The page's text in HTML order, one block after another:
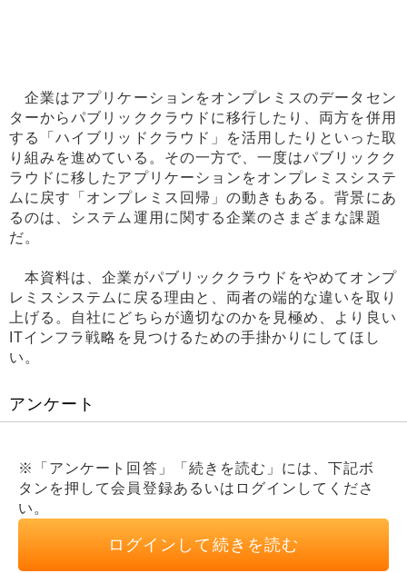
企業はアプリケーションをオンプレミスのデータセン
ターからパブリッククラウドに移行したり、両方を併用
する「ハイブリッドクラウド」を活用したりといった取
り組みを進めている。その一方で、一度はパブリックク
ラウドに移したアプリケーションをオンプレミスシステ
ムに戻す「オンプレミス回帰」の動きもある。背景にあ
るのは、システム運用に関する企業のさまざまな課題
だ。
本資料は、企業がパブリッククラウドをやめてオンプ
レミスシステムに戻る理由と、両者の端的な違いを取り
上げる。自社にどちらが適切なのかを見極め、より良い
ITインフラ戦略を見つけるための手掛かりにしてほし
い。
アンケート
※「アンケート回答」「続きを読む」には、下記ボ
タンを押して会員登録あるいはログインしてくださ
い。
ログインして続きを読む